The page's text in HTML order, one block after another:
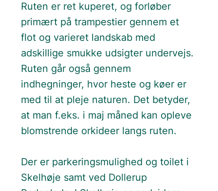
Ruten er ret kuperet, og forløber
primært på trampestier gennem et
flot og varieret landskab med
adskillige smukke udsigter undervejs.
Ruten går også gennem
indhegninger, hvor heste og køer er
med til at pleje naturen. Det betyder,
at man f.eks. i maj måned kan opleve
blomstrende orkideer langs ruten.
Der er parkeringsmulighed og toilet i
Skelhøje samt ved Dollerup